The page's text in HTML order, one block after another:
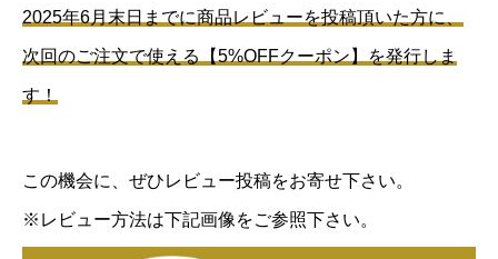
2025年6月末日までに商品レビューを投稿頂いた方に、
次回のご注文で使える【5%OFFクーポン】を発行しま
す！
この機会に、ぜひレビュー投稿をお寄せ下さい。
※レビュー方法は下記画像をご参照下さい。